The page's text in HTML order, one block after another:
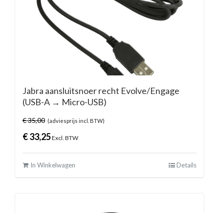
Jabra aansluitsnoer recht Evolve/Engage
(USB-A → Micro-USB)
€35,00 (adviesprijs incl. BTW)
€33,25Excl. BTW
In Winkelwagen Details